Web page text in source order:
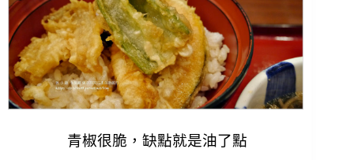
青椒很脆，缺點就是油了點